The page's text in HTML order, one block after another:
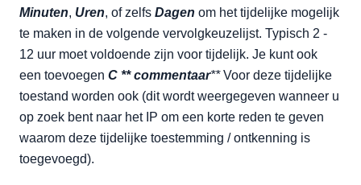
Minuten, Uren, of zelfs Dagen om het tijdelijke mogelijk
te maken in de volgende vervolgkeuzelijst. Typisch 2 -
12 uur moet voldoende zijn voor tijdelijk. Je kunt ook
een toevoegen C ** commentaar**Voor deze tijdelijke
toestand worden ook (dit wordt weergegeven wanneer u
op zoek bent naar het IP om een korte reden te geven
waarom deze tijdelijke toestemming / ontkenning is
toegevoegd).